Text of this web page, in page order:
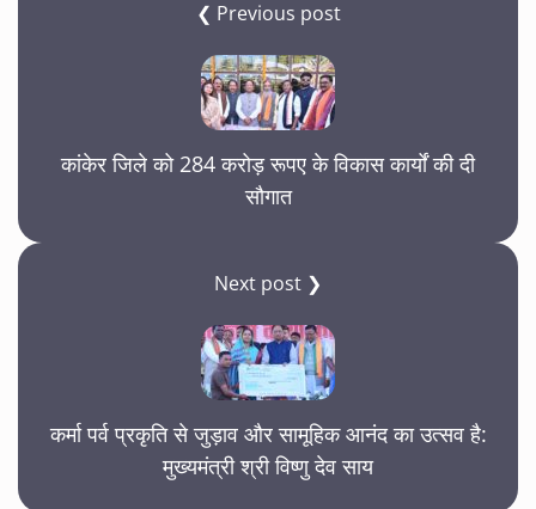
❮ Previous post
कांकेर जिले को 284 करोड़ रूपए के विकास कार्यों की दी
सौगात
Next post ❯
कर्मा पर्व प्रकृति से जुड़ाव और सामूहिक आनंद का उत्सव है:
मुख्यमंत्री श्री विष्णु देव साय